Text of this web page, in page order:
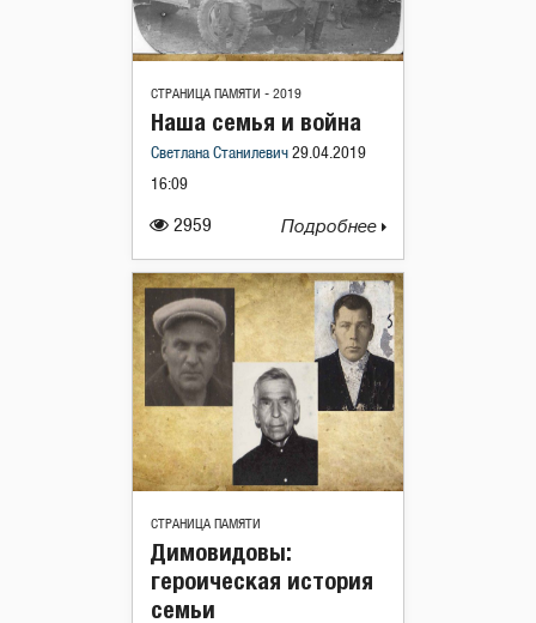
СТРАНИЦА ПАМЯТИ - 2019
2959
Наша семья и война
Светлана Станилевич 29.04.2019
16:09
Подробнее
СТРАНИЦА ПАМЯТИ
Димовидовы:
героическая история
семьи